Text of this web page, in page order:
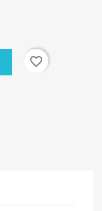
favorite_border